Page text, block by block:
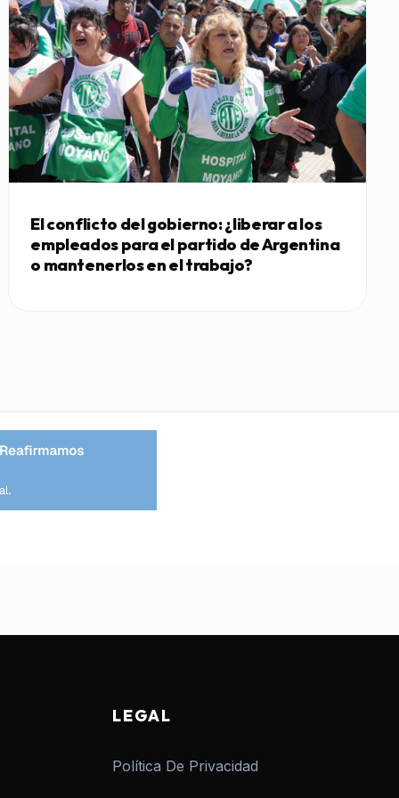
El conflicto del gobierno: ¿liberar a los
empleados para el partido de Argentina
o mantenerlos en el trabajo?
LEGAL
Política De Privacidad